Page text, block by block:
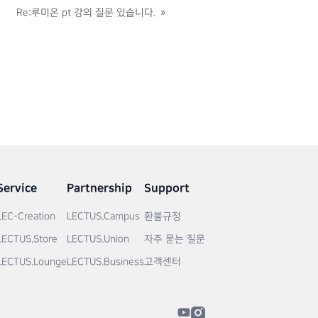
Re:루미온 pt 강의 질문 있습니다. »
Creation
Partnership
LECTUS.Campus
LECTUS.Union
LECTUS.Business
Support
환불규정
자주 묻는 질문
고객센터